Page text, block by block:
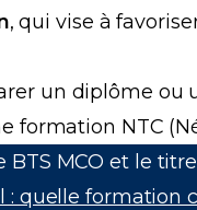
, qui vise à
un diplôme ou
formation NTC
MCO et le
: quelle formation